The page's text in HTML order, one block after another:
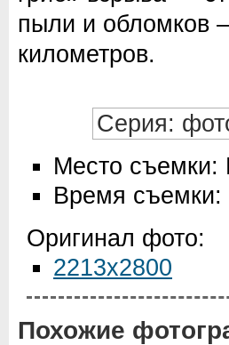
пыли и обломков
километров.
Серия:
Место съемки:
Время съемки:
Оригинал фото:
2213x2800
Похожие